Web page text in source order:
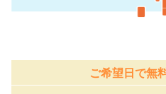
ご希望日で無